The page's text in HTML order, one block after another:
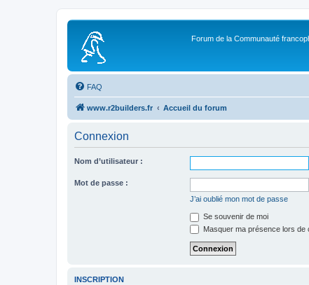
Forum de la Communauté
FAQ
www.r2builders.fr Accueil du forum
Connexion
Nom d’utilisateur :
Mot de passe :
J’ai oublié mon mot de passe
Se souvenir de moi
Masquer ma présence lors de
INSCRIPTION